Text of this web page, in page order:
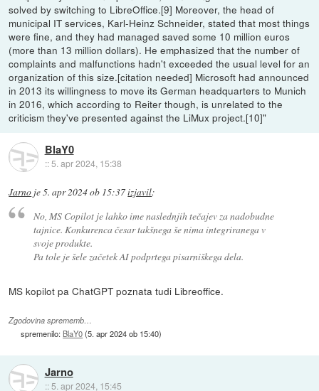
solved by switching to LibreOffice.[9] Moreover, the head of
municipal IT services, Karl-Heinz Schneider, stated that most things
were fine, and they had managed saved some 10 million euros
(more than 13 million dollars). He emphasized that the number of
complaints and malfunctions hadn't exceeded the usual level for an
organization of this size.[citation needed] Microsoft had announced
in 2013 its willingness to move its German headquarters to Munich
in 2016, which according to Reiter though, is unrelated to the
criticism they've presented against the LiMux project.[10]"
BlaY0
::5. apr 2024, 15:38
Jarno je5. apr 2024 ob 15:37izjavil:
No, MS Copilot je lahko ime naslednjih tečajev za nadobudne
tajnice. Konkurenca česar takšnega še nima integriranega v
svoje produkte.
Pa tole je šele začetek AI podprtega pisarniškega dela.
MS kopilot pa ChatGPT poznata tudi Libreoffice.
Zgodovina sprememb…
spremenilo: BlaY0(5. apr 2024 ob 15:40)
Jarno
:: 5. apr 2024, 15:45